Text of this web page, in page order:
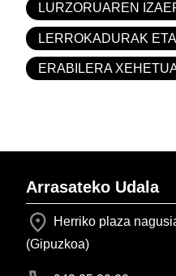
LURZORUAREN
LERROKADURAK
ERABILERA
Arrasateko Udala
Herriko plaza
(Gipuzkoa)